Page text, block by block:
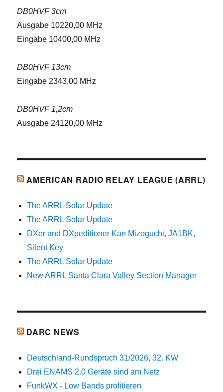
DB0HVF 3cm
Ausgabe 10220,00 MHz
Eingabe 10400,00 MHz
DB0HVF 13cm
Eingabe 2343,00 MHz
DB0HVF 1,2cm
Ausgabe 24120,00 MHz
AMERICAN RADIO RELAY LEAGUE (ARRL)
The ARRL Solar Update
The ARRL Solar Update
DXer and DXpeditioner Kan Mizoguchi, JA1BK,
Silent Key
The ARRL Solar Update
New ARRL Santa Clara Valley Section Manager
DARC NEWS
Deutschland-Rundspruch 31/2026, 32. KW
Drei ENAMS 2.0 Geräte sind am Netz
FunkWX - Low Bands profitieren